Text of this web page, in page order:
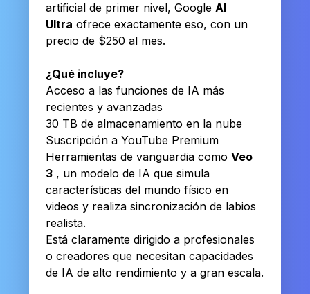
artificial de primer nivel, Google AI
Ultra ofrece exactamente eso, con un
precio de $250 al mes.
¿Qué incluye?
Acceso a las funciones de IA más
recientes y avanzadas
30 TB de almacenamiento en la nube
Suscripción a YouTube Premium
Herramientas de vanguardia como Veo
3 , un modelo de IA que simula
características del mundo físico en
videos y realiza sincronización de labios
realista.
Está claramente dirigido a profesionales
o creadores que necesitan capacidades
de IA de alto rendimiento y a gran escala.